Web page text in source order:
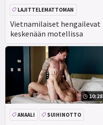
Vietnamilaiset hengailevat
keskenään motellissa
LAJITTELEMATTOMAN
10:28
ANAALI
SUIHINOTTO